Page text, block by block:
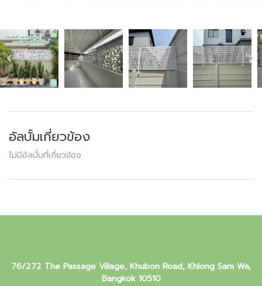
อัลบั้มเกี่ยวข้อง
ไม่มีอัลบั้มที่เกี่ยวข้อง
76/272 The Passage Village, Khubon Road, Khlong Sam Wa,
Bangkok 10510